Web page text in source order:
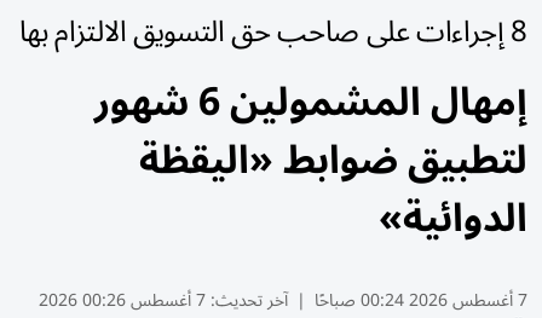
8 إجراءات على صاحب حق التسويق الالتزام بها
إمهال المشمولين 6 شهور
لتطبيق ضوابط «اليقظة
الدوائية»
7 أغسطس 2026 00:24 صباحًا | آخر تحديث:7 أغسطس 00:26 2026